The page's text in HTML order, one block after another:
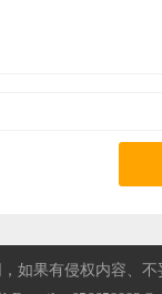
如果有侵权内容、